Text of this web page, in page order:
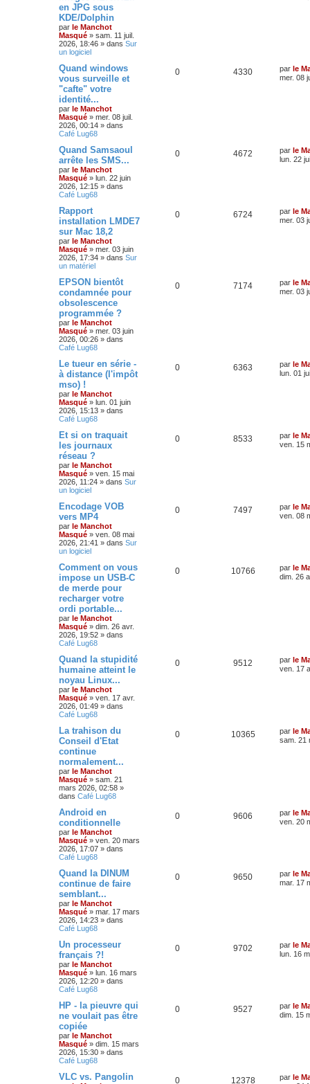
en JPG sous
KDE/Dolphin
par le Manchot
Masqué » sam. 11 juil.
2026, 18:46 » dans Sur
un logiciel
Quand windows
vous surveille et
"cafte" votre
identité...
par le Manchot
Masqué » mer. 08 juil.
2026, 00:14 » dans
Café Lug68
0 4330 par le
mer. 08
Quand Samsaoul
arrête les SMS...
par le Manchot
Masqué » lun. 22 juin
2026, 12:15 » dans
Café Lug68
0 4672 par le
lun. 22
Rapport
installation LMDE7
sur Mac 18,2
par le Manchot
Masqué » mer. 03 juin
2026, 17:34 » dans Sur
un matériel
0 6724 par le
mer. 03
EPSON bientôt
condamnée pour
obsolescence
programmée ?
par le Manchot
Masqué » mer. 03 juin
2026, 00:26 » dans
Café Lug68
0 7174 par le
mer. 03
Le tueur en série -
à distance (l'impôt
mso) !
par le Manchot
Masqué » lun. 01 juin
2026, 15:13 » dans
Café Lug68
0 6363 par le
lun. 01
Et si on traquait
les journaux
réseau ?
par le Manchot
Masqué » ven. 15 mai
2026, 11:24 » dans Sur
un logiciel
0 8533 par le
ven. 15
Encodage VOB
vers MP4
par le Manchot
Masqué » ven. 08 mai
2026, 21:41 » dans Sur
un logiciel
0 7497 par le
ven. 08
Comment on vous
impose un USB-C
de merde pour
recharger votre
ordi portable...
par le Manchot
Masqué » dim. 26 avr.
2026, 19:52 » dans
Café Lug68
0 10766 par le
dim. 26
Quand la stupidité
humaine atteint le
noyau Linux...
par le Manchot
Masqué » ven. 17 avr.
2026, 01:49 » dans
Café Lug68
0 9512 par le
ven. 17
La trahison du
Conseil d'Etat
continue
normalement...
par le Manchot
Masqué » sam. 21
mars 2026, 02:58 »
dans Café Lug68
0 10365 par le
sam. 21
Android en
conditionnelle
par le Manchot
Masqué » ven. 20 mars
2026, 17:07 » dans
Café Lug68
0 9606 par le
ven. 20
Quand la DINUM
continue de faire
semblant...
par le Manchot
Masqué » mar. 17 mars
2026, 14:23 » dans
Café Lug68
0 9650 par le
mar. 17
Un processeur
français ?!
par le Manchot
Masqué » lun. 16 mars
2026, 12:20 » dans
Café Lug68
0 9702 par le
lun. 16
HP - la pieuvre qui
ne voulait pas être
copiée
par le Manchot
Masqué » dim. 15 mars
2026, 15:30 » dans
Café Lug68
0 9527 par le
dim. 15
VLC vs. Pangolin 0 12378 par le